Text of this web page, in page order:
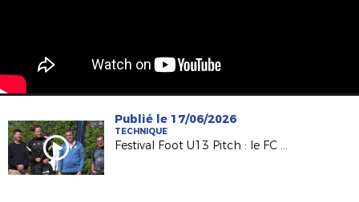
Publié le 17/06/2026
TECHNIQUE
Festival Foot U13 Pitch : le FC Chalonnes Chaudefonds club support à l'organisation